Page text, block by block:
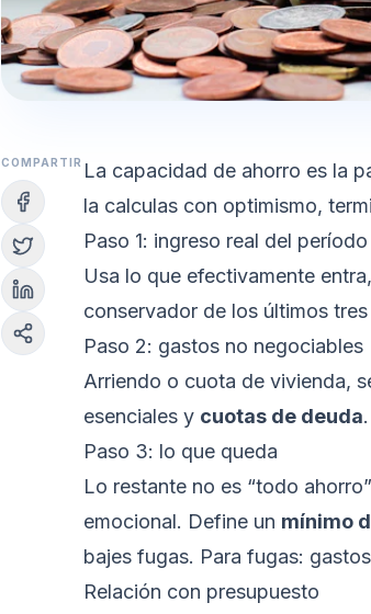
COMPARTIR La capacidad de ahorro es la
la calculas con optimismo,
Paso 1: ingreso real del período
Usa lo que efectivamente
conservador de los últimos
Paso 2: gastos no negociables
Arriendo o cuota de vivienda,
esenciales y cuotas de deuda
Paso 3: lo que queda
Lo restante no es “todo
emocional. Define un mínimo
bajes fugas. Para fugas:
Relación con presupuesto